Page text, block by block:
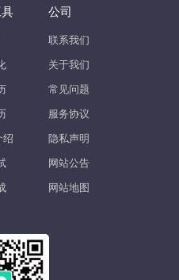
绍
公司
联系我们
关于我们
常见问题
服务协议
隐私声明
网站公告
网站地图